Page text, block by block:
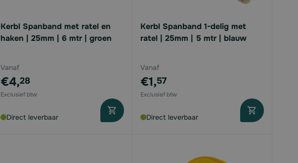
Kerbl Spanband met ratel en
haken | 25mm | 6 mtr | groen
Vanaf
€4,28
Direct leverbaar
Kerbl Spanband 1-delig met
ratel | 25mm | 5 mtr | blauw
Vanaf
€1,57
Direct leverbaar